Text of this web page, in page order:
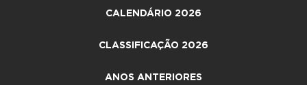
CALENDÁRIO 2026
CLASSIFICAÇÃO 2026
ANOS ANTERIORES